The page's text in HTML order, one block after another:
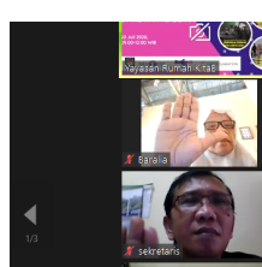
TENTANG
PROGRAM